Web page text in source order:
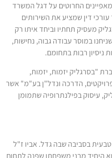
מאפיינים החרוטים על דגל המשרד
דין שמציע את השירותים
מעסיק תחתיו וביחד איתו רק
במוסר עבודה גבוה, נחישות,
ניסיון רבות בתחומם.
"בסרגליק יזמות, יזמות,
פרויקטים, הדרכה ונדל"ן בע"מ" אשר
עיסוק בפילנתרופיה שתמומן
בסביבה שבה גדל. אביו ז"ל
היחיד מבני משפחתו שפנה לתחום